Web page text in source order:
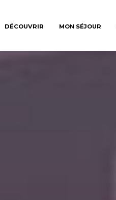
DÉCOUVRIR MON SÉJOUR